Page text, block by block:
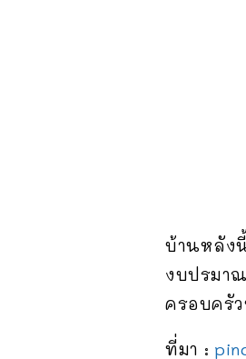
บ้านหลัง
งบปรมา
ครอบครั
ที่มา :